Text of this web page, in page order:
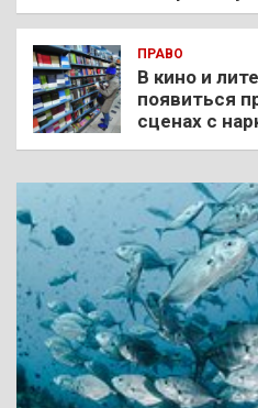
ПРАВО
В кино и
появиться
сценах с